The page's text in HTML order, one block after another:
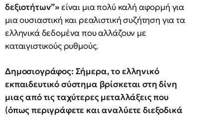
δεξιοτήτων”»είναι μια πολύ καλή αφορμή για
μια ουσιαστική και ρεαλιστική συζήτηση για τα
ελληνικά δεδομένα που αλλάζουν με
καταιγιστικούς ρυθμούς.
Δημοσιογράφος: Σήμερα, το ελληνικό
εκπαιδευτικό σύστημα βρίσκεται στη δίνη
μιας από τις ταχύτερες μεταλλάξεις που
(όπως περιγράφετε και αναλύετε διεξοδικά